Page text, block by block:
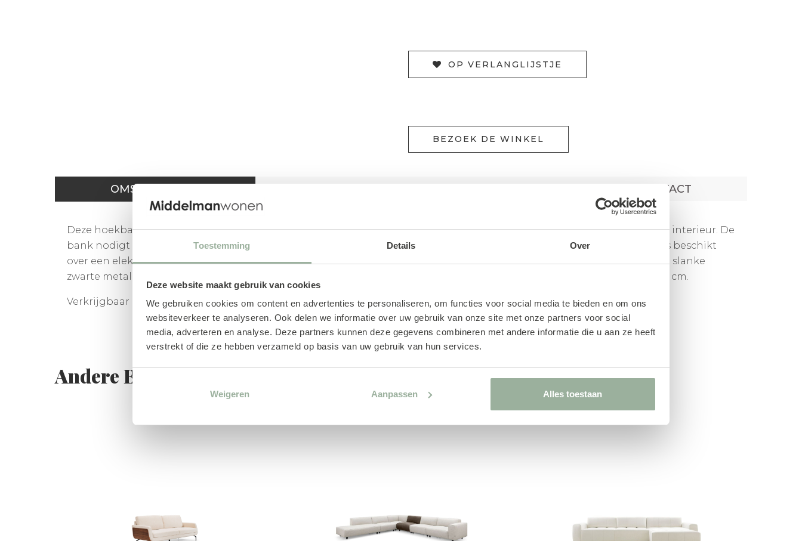
Toestemming Details Over
Deze website maakt gebruik van cookies
We gebruiken cookies om content en advertenties te personaliseren, om functies voor social media te bieden en om ons
websiteverkeer te analyseren. Ook delen we informatie over uw gebruik van onze site met onze partners voor social
media, adverteren en analyse. Deze partners kunnen deze gegevens combineren met andere informatie die u aan ze heeft
verstrekt of die ze hebben verzameld op basis van uw gebruik van hun services.
Weigeren Aanpassen Alles toestaan
OP VERLANGLIJSTJE
BEZOEK DE WINKEL
OMSCHRIJVING CONTACT
Deze hoekbank straalt rust en elegantie uit. Bekleed in de stof Muro (kleur Desert) voegt hij warmte en stijl toe aan ieder interieur. De
bank nodigt uit om heerlijk te ontspannen, met een zit die zowel ondersteunend als comfortabel aanvoelt. Eén zitplaats beschikt
over een elektrische relaxfunctie, die kan worden uitgebreid met een bijpassende hoofdsteun voor nog meer gemak. De slanke
zwarte metalen poten van 12 cm hoog geven het ontwerp een subtiel modern accent. Afmetingen: H88 × B294 × D95/234 cm.
Verkrijgbaar in verschillende kleuren, materialen en diverse opstellingen.
Andere Banken van BAENKS